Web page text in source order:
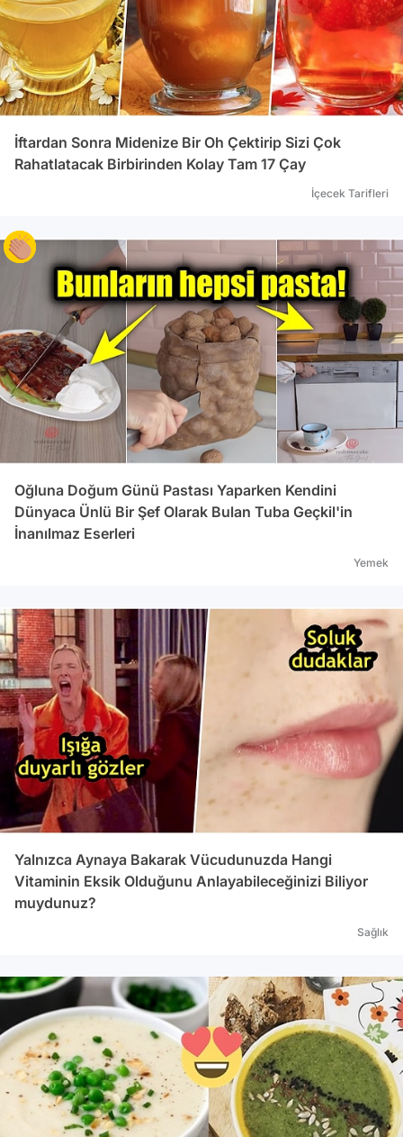
İftardan Sonra Midenize Bir Oh Çektirip Sizi Çok
Rahatlatacak Birbirinden Kolay Tam 17 Çay
İçecek Tarifleri
Oğluna Doğum Günü Pastası Yaparken Kendini
Dünyaca Ünlü Bir Şef Olarak Bulan Tuba Geçkil'in
İnanılmaz Eserleri
Yemek
Yalnızca Aynaya Bakarak Vücudunuzda Hangi
Vitaminin Eksik Olduğunu Anlayabileceğinizi Biliyor
muydunuz?
Sağlık